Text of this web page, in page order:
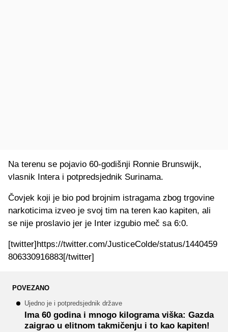
Na terenu se pojavio 60-godišnji Ronnie Brunswijk,
vlasnik Intera i potpredsjednik Surinama.
Čovjek koji je bio pod brojnim istragama zbog trgovine
narkoticima izveo je svoj tim na teren kao kapiten, ali
se nije proslavio jer je Inter izgubio meč sa 6:0.
[twitter]https://twitter.com/JusticeColde/status/1440459
806330916883[/twitter]
POVEZANO
Ujedno je i potpredsjednik države
Ima 60 godina i mnogo kilograma viška: Gazda
zaigrao u elitnom takmičenju i to kao kapiten!